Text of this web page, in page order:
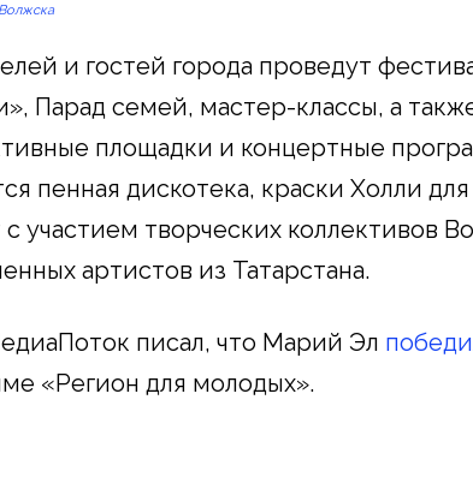
и гостей города проведут
Парад семей, мастер-классы, а
площадки и концертные
пенная дискотека, краски Холли
участием творческих коллективов
артистов из Татарстана.
писал, что Марий Эл
«Регион для молодых».